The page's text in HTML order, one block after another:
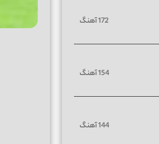
172 آهنگ
154 آهنگ
144 آهنگ